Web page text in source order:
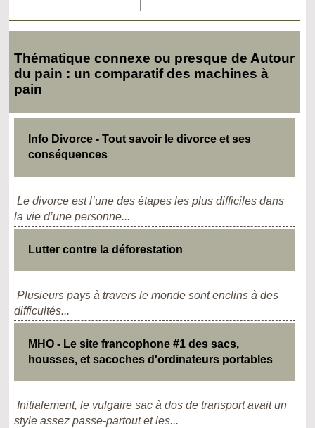
Thématique connexe ou presque de Autour
du pain : un comparatif des machines à
pain
Info Divorce - Tout savoir le divorce et ses
conséquences
Le divorce est l’une des étapes les plus difficiles dans
la vie d’une personne...
Lutter contre la déforestation
Plusieurs pays à travers le monde sont enclins à des
difficultés...
MHO - Le site francophone #1 des sacs,
housses, et sacoches d'ordinateurs portables
Initialement, le vulgaire sac à dos de transport avait un
style assez passe-partout et les...